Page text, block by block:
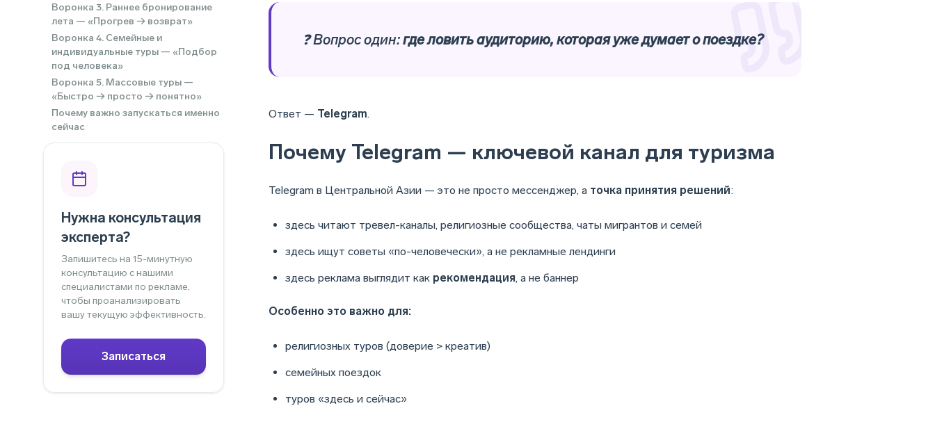
Воронка 3. Раннее бронирование
лета — «Прогрев → возврат»
Воронка 4. Семейные и
индивидуальные туры — «Подбор
под человека»
Воронка 5. Массовые туры —
«Быстро → просто → понятно»
Почему важно запускаться именно
сейчас
Нужна консультация
эксперта?
Запишитесь на 15-минутную
консультацию с нашими
специалистами по рекламе,
чтобы проанализировать
вашу текущую эффективность.
Записаться
❓ Вопрос один:где ловить аудиторию, которая уже думает о поездке?
Ответ — Telegram.
Почему Telegram — ключевой канал для туризма
Telegram в Центральной Азии — это не просто мессенджер, а точка принятия решений:
здесь читают тревел-каналы, религиозные сообщества, чаты мигрантов и семей
здесь ищут советы «по-человечески», а не рекламные лендинги
здесь реклама выглядит как рекомендация, а не баннер
Особенно это важно для:
религиозных туров (доверие > креатив)
семейных поездок
туров «здесь и сейчас»